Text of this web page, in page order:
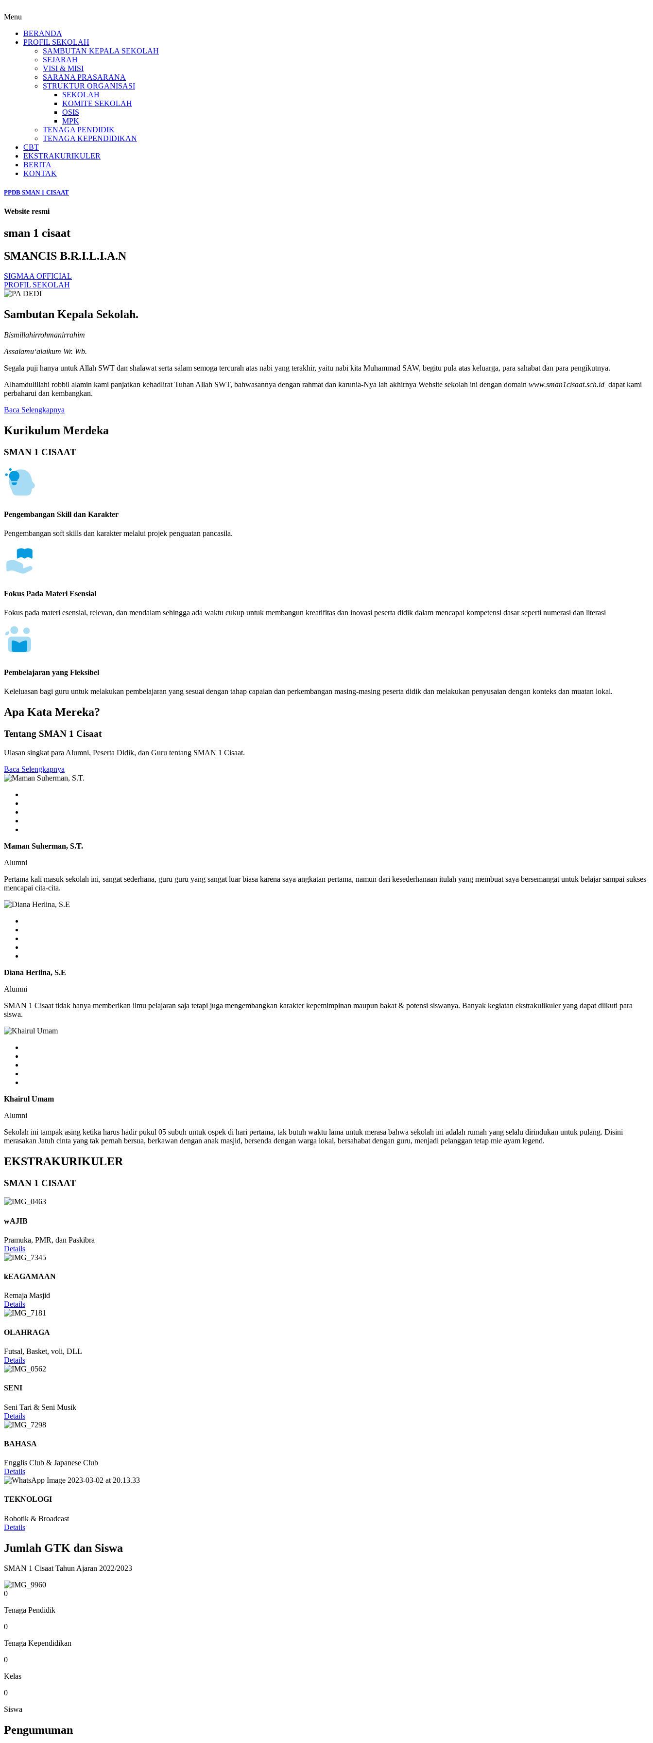
Menu
BERANDA
PROFIL SEKOLAH
SAMBUTAN KEPALA SEKOLAH
SEJARAH
VISI & MISI
SARANA PRASARANA
STRUKTUR ORGANISASI
SEKOLAH
KOMITE SEKOLAH
OSIS
MPK
TENAGA PENDIDIK
TENAGA KEPENDIDIKAN
CBT
EKSTRAKURIKULER
BERITA
KONTAK
PPDB SMAN 1 CISAAT
Website resmi
sman 1 cisaat
SMANCIS B.R.I.L.I.A.N
SIGMAA OFFICIAL
PROFIL SEKOLAH
Sambutan Kepala Sekolah.
Bismillahirrohmanirrahim
Assalamu‘alaikum Wr. Wb.
Segala puji hanya untuk Allah SWT dan shalawat serta salam semoga tercurah atas nabi yang terakhir, yaitu nabi kita Muhammad SAW, begitu pula atas keluarga, para sahabat dan para pengikutnya.
Alhamdulillahi robbil alamin kami panjatkan kehadlirat Tuhan Allah SWT, bahwasannya dengan rahmat dan karunia-Nya lah akhirnya Website sekolah ini dengan domain www.sman1cisaat.sch.id dapat kami
perbaharui dan kembangkan.
Baca Selengkapnya
Kurikulum Merdeka
SMAN 1 CISAAT
Pengembangan Skill dan Karakter
Pengembangan soft skills dan karakter melalui projek penguatan pancasila.
Fokus Pada Materi Esensial
Fokus pada materi esensial, relevan, dan mendalam sehingga ada waktu cukup untuk membangun kreatifitas dan inovasi peserta didik dalam mencapai kompetensi dasar seperti numerasi dan literasi
Pembelajaran yang Fleksibel
Keleluasan bagi guru untuk melakukan pembelajaran yang sesuai dengan tahap capaian dan perkembangan masing-masing peserta didik dan melakukan penyusaian dengan konteks dan muatan lokal.
Apa Kata Mereka?
Tentang SMAN 1 Cisaat
Ulasan singkat para Alumni, Peserta Didik, dan Guru tentang SMAN 1 Cisaat.
Baca Selengkapnya
Maman Suherman, S.T.
Alumni
Pertama kali masuk sekolah ini, sangat sederhana, guru guru yang sangat luar biasa karena saya angkatan pertama, namun dari kesederhanaan itulah yang membuat saya bersemangat untuk belajar sampai sukses
mencapai cita-cita.
Diana Herlina, S.E
Alumni
SMAN 1 Cisaat tidak hanya memberikan ilmu pelajaran saja tetapi juga mengembangkan karakter kepemimpinan maupun bakat & potensi siswanya. Banyak kegiatan ekstrakulikuler yang dapat diikuti para
siswa.
Khairul Umam
Alumni
Sekolah ini tampak asing ketika harus hadir pukul 05 subuh untuk ospek di hari pertama, tak butuh waktu lama untuk merasa bahwa sekolah ini adalah rumah yang selalu dirindukan untuk pulang. Disini
merasakan Jatuh cinta yang tak pernah bersua, berkawan dengan anak masjid, bersenda dengan warga lokal, bersahabat dengan guru, menjadi pelanggan tetap mie ayam legend.
EKSTRAKURIKULER
SMAN 1 CISAAT
wAJIB
Pramuka, PMR, dan Paskibra
Details
kEAGAMAAN
Remaja Masjid
Details
OLAHRAGA
Futsal, Basket, voli, DLL
Details
SENI
Seni Tari & Seni Musik
Details
BAHASA
Engglis Club & Japanese Club
Details
TEKNOLOGI
Robotik & Broadcast
Details
Jumlah GTK dan Siswa
SMAN 1 Cisaat Tahun Ajaran 2022/2023
0
Tenaga Pendidik
0
Tenaga Kependidikan
0
Kelas
0
Siswa
Pengumuman